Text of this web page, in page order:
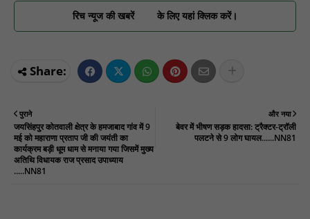
रिच न्यूज की खबरें के लिए यहां क्लिक करें।
और नया
बेवर में भीषण सड़क हादसा: ट्रैक्टर-ट्रॉली
पलटने से 9 लोग घायल......NN81
पुराने
जयसिंहपुर कोतवाली क्षेत्र के हमजाबाद गांव में 9
मई को महाराणा प्रताप जी की जयंती का
कार्यक्रम बड़ी धूम धाम से मनाया गया जिसमें मुख्य
अतिथि विधायक राज प्रसाद उपाध्याय
.....NN81